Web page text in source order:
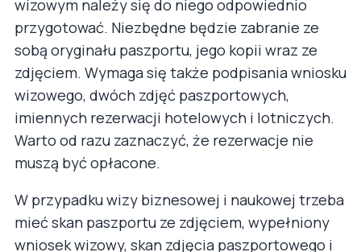
wizowym należy się do niego odpowiednio
przygotować. Niezbędne będzie zabranie ze
sobą oryginału paszportu, jego kopii wraz ze
zdjęciem. Wymaga się także podpisania wniosku
wizowego, dwóch zdjęć paszportowych,
imiennych rezerwacji hotelowych i lotniczych.
Warto od razu zaznaczyć, że rezerwacje nie
muszą być opłacone.
W przypadku wizy biznesowej i naukowej trzeba
mieć skan paszportu ze zdjęciem, wypełniony
wniosek wizowy, skan zdjęcia paszportowego i